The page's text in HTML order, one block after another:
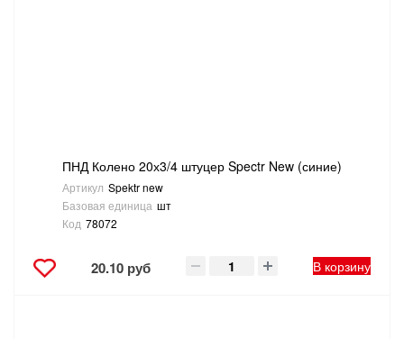
ПНД Колено 20х3/4 штуцер Spectr New (синие)
Артикул Spektr new
Базовая единица шт
Код 78072
20.10 руб В корзину